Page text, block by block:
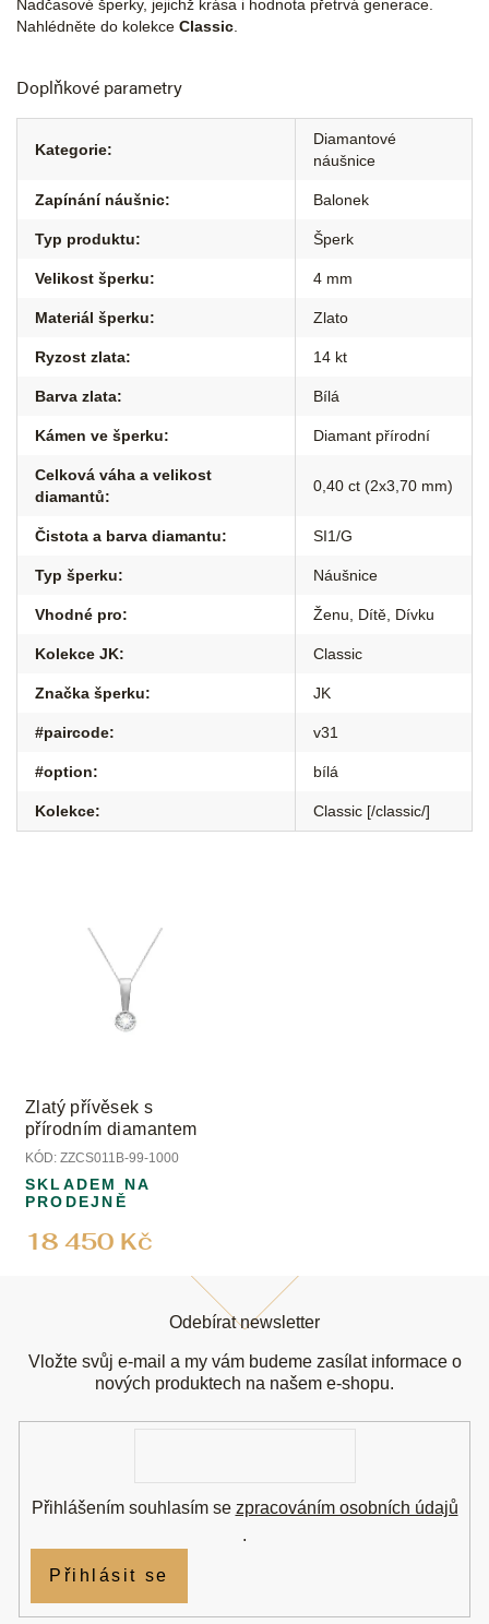
Nadčasové šperky, jejichž krása i hodnota přetrvá generace.
Nahlédněte do kolekce Classic
Doplňkové parametry
Kategorie:
Diamantové
náušnice
Zapínání náušnic: Balonek
Typ produktu: Šperk
Velikost šperku: 4 mm
Materiál šperku: Zlato
Ryzost zlata: 14 kt
Barva zlata: Bílá
Kámen ve šperku: Diamant přírodní
Celková váha a velikost
diamantů:
0,40 ct (2x3,70 mm)
Čistota a barva diamantu: SI1/G
Typ šperku: Náušnice
Vhodné pro: Ženu Dítě Dívku
Kolekce JK: Classic
Značka šperku: JK
#paircode: v31
#option: bílá
Kolekce: Classic [/classic/]
Zlatý přívěsek s
přírodním diamantem
KÓD: ZZCS011B-99-1000
18 450 Kč
SKLADEM NA
PRODEJNĚ
Odebírat newsletter
Vložte svůj e-mail a my vám budeme zasílat informace o
nových produktech na našem e-shopu.
Přihlášením souhlasím se zpracováním osobních údajů
.
Přihlásit se